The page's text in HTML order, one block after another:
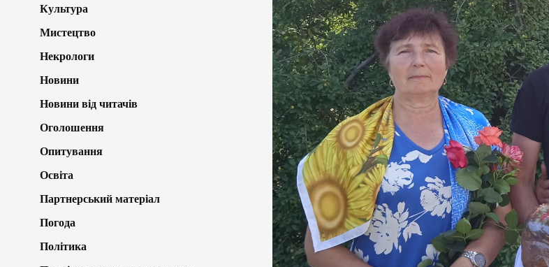
Культура
Мистецтво
Некрологи
Новини
Новини від читачів
Оголошення
Опитування
Освіта
Партнерський матеріал
Погода
Політика